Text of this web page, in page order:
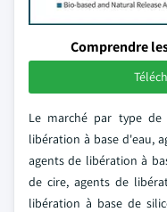
Comprendre
Le marché par type
libération à base d'eau,
agents de libération à
de cire, agents de
libération à base de